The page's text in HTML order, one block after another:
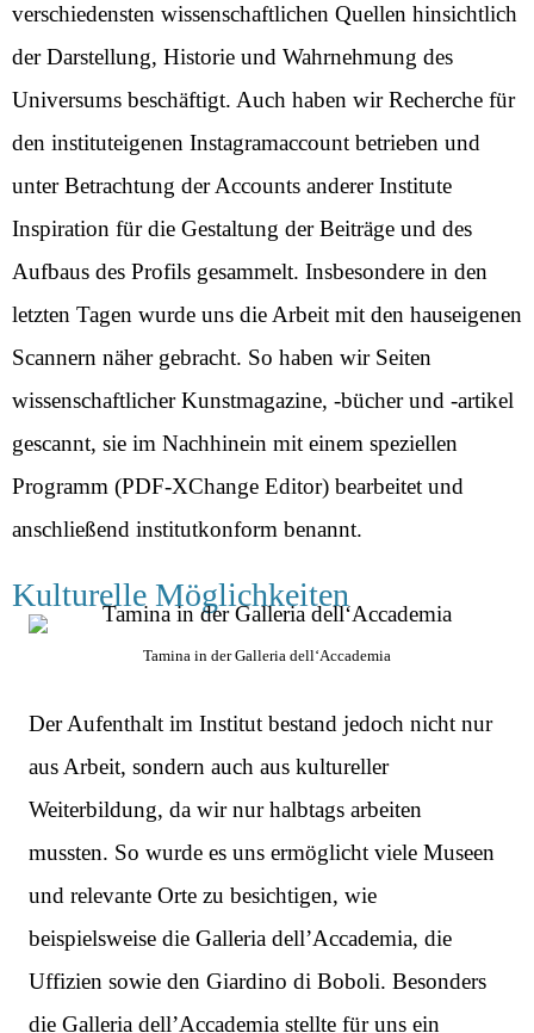
verschiedensten wissenschaftlichen Quellen hinsichtlich
der Darstellung, Historie und Wahrnehmung des
Universums beschäftigt. Auch haben wir Recherche für
den instituteigenen Instagramaccount betrieben und
unter Betrachtung der Accounts anderer Institute
Inspiration für die Gestaltung der Beiträge und des
Aufbaus des Profils gesammelt. Insbesondere in den
letzten Tagen wurde uns die Arbeit mit den hauseigenen
Scannern näher gebracht. So haben wir Seiten
wissenschaftlicher Kunstmagazine, -bücher und -artikel
gescannt, sie im Nachhinein mit einem speziellen
Programm (PDF-XChange Editor) bearbeitet und
anschließend institutkonform benannt.
Kulturelle Möglichkeiten
Tamina in der Galleria dell‘Accademia
Der Aufenthalt im Institut bestand jedoch nicht nur
aus Arbeit, sondern auch aus kultureller
Weiterbildung, da wir nur halbtags arbeiten
mussten. So wurde es uns ermöglicht viele Museen
und relevante Orte zu besichtigen, wie
beispielsweise die Galleria dell’Accademia, die
Uffizien sowie den Giardino di Boboli. Besonders
die Galleria dell’Accademia stellte für uns ein